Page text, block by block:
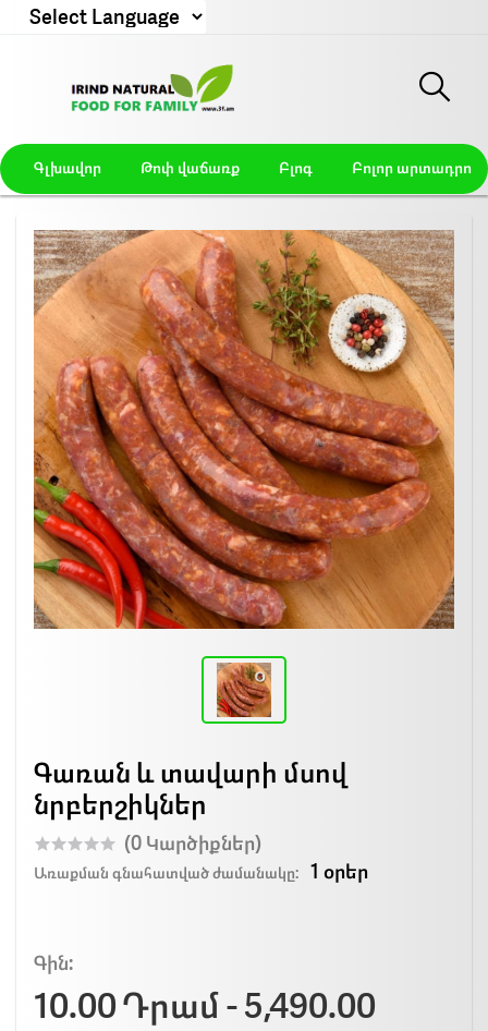
Գլխավոր Թոփ վաճառք Բլոգ Բոլոր
Գառան և տավարի մսով
նրբերշիկներ
(0 Կարծիքներ)
Առաքման գնահատված ժամանակը: 1 օրեր
Գին:
10.00 Դրամ - 5,490.00